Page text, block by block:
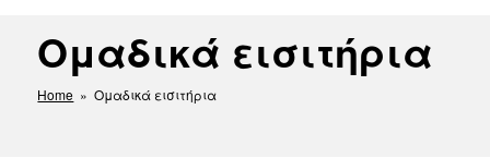
Ομαδικά εισιτήρια
Home » Ομαδικά εισιτήρια